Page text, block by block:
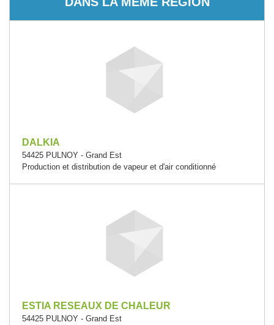
DALKIA
54425 PULNOY - Grand Est
Production et distribution de vapeur et d'air conditionné
ESTIA RESEAUX DE CHALEUR
54425 PULNOY - Grand Est